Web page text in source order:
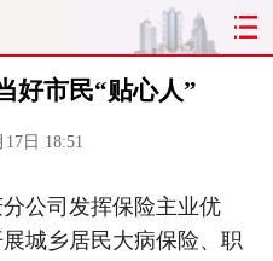
好市民“贴心人”
17日 18:51
公司发挥保险主业优
城乡居民大病保险、职